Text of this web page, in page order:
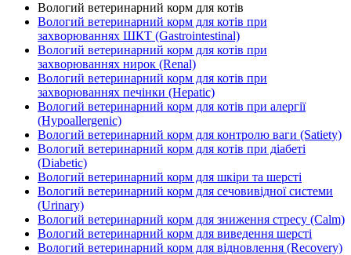
Вологий ветеринарний корм для котів
Вологий ветеринарний корм для котів при
захворюваннях ШКТ (Gastrointestinal)
Вологий ветеринарний корм для котів при
захворюваннях нирок (Renal)
Вологий ветеринарний корм для котів при
захворюваннях печінки (Hepatic)
Вологий ветеринарний корм для котів при алергії
(Hypoallergenic)
Вологий ветеринарний корм для контролю ваги (Satiety)
Вологий ветеринарний корм для котів при діабеті
(Diabetic)
Вологий ветеринарний корм для шкіри та шерсті
Вологий ветеринарний корм для сечовивідної системи
(Urinary)
Вологий ветеринарний корм для зниження стресу (Calm)
Вологий ветеринарний корм для виведення шерсті
Вологий ветеринарний корм для відновлення (Recovery)